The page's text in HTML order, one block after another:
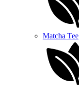
Matcha Tee